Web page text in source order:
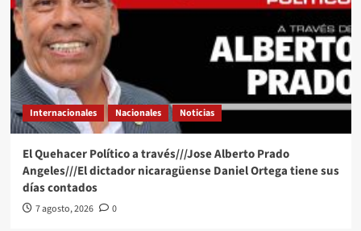
Internacionales Nacionales Noticias
El Quehacer Político a través///Jose Alberto Prado
Angeles///El dictador nicaragüense Daniel Ortega tiene sus
días contados
7 agosto, 2026 0